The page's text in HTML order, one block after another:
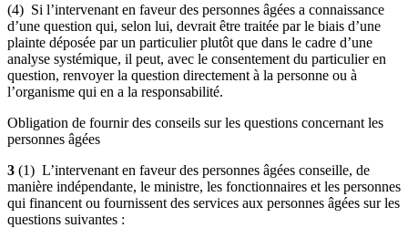
(4) Si l’intervenant en faveur des personnes âgées a connaissance
d’une question qui, selon lui, devrait être traitée par le biais d’une
plainte déposée par un particulier plutôt que dans le cadre d’une
analyse systémique, il peut, avec le consentement du particulier en
question, renvoyer la question directement à la personne ou à
l’organisme qui en a la responsabilité.
Obligation de fournir des conseils sur les questions concernant les
personnes âgées
3 (1) L’intervenant en faveur des personnes âgées conseille, de
manière indépendante, le ministre, les fonctionnaires et les personnes
qui financent ou fournissent des services aux personnes âgées sur les
questions suivantes :